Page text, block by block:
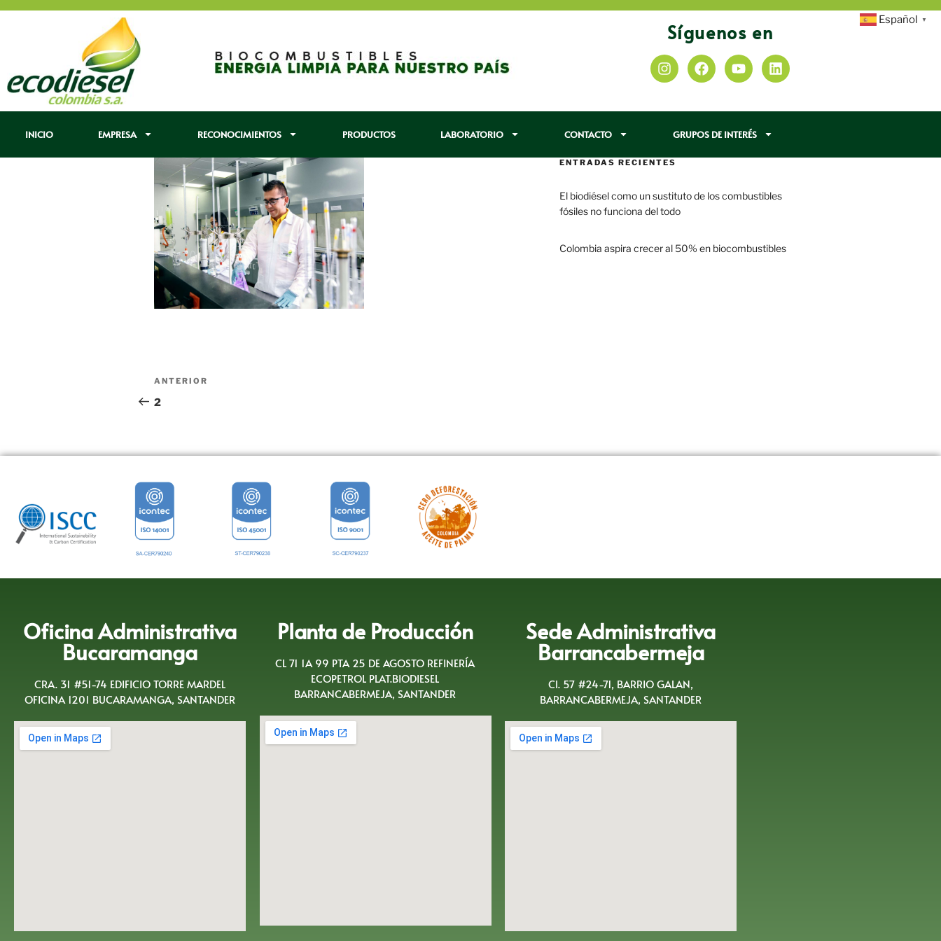
Síguenos en
INICIO EMPRESA RECONOCIMIENTOS PRODUCTOS LABORATORIO CONTACTO GRUPOS DE INTERÉS
ANTERIOR
2
ENTRADAS RECIENTES
El biodiésel como un sustituto de los combustibles
fósiles no funciona del todo
Colombia aspira crecer al 50% en biocombustibles
Oficina Administrativa
Bucaramanga
CRA. 31 #51-74 EDIFICIO TORRE MARDEL
OFICINA 1201 BUCARAMANGA, SANTANDER
Planta de Producción
CL 71 1A 99 PTA 25 DE AGOSTO REFINERÍA
ECOPETROL PLAT.BIODIESEL
BARRANCABERMEJA, SANTANDER
Sede Administrativa
Barrancabermeja
Cl. 57 #24-71, BARRIO GALAN,
BARRANCABERMEJA, SANTANDER
Español ▼